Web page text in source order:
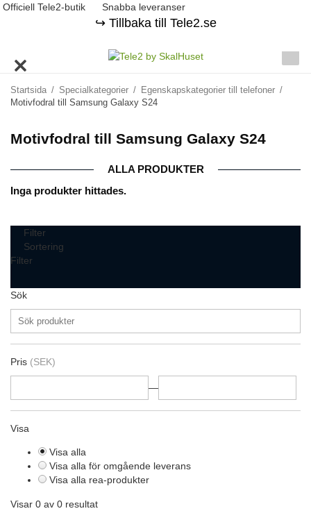
Officiell Tele2-butik Snabba leveranser
↪️ Tillbaka till Tele2.se
Startsida / Specialkategorier / Egenskapskategorier till telefoner /
Motivfodral till Samsung Galaxy S24
Motivfodral till Samsung Galaxy S24
ALLA PRODUKTER
Inga produkter hittades.
Filter
Sortering
Filter
Sök
Pris (SEK)
—
Visa
Visa alla
Visa alla för omgående leverans
Visa alla rea-produkter
Visar 0 av 0 resultat